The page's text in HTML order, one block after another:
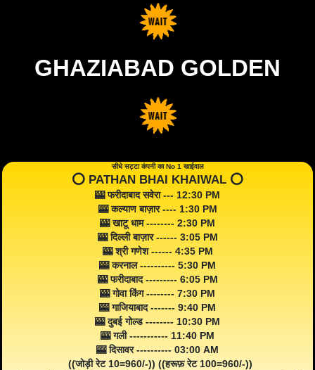
GHAZIABAD GOLDEN
सीधे सट्टा कंपनी का No 1 खाईवाल
⭕️ PATHAN BHAI KHAIWAL ⭕️
🎰 फरीदाबाद सवेरा --- 12:30 PM
🎰 कल्याण बाज़ार ---- 1:30 PM
🎰 खाटू धाम -------- 2:30 PM
🎰 दिल्ली बाज़ार ------ 3:05 PM
🎰 श्री गणेश ------ 4:35 PM
🎰 करनाल ---------- 5:30 PM
🎰 फरीदाबाद --------- 6:05 PM
🎰 गोवा किंग -------- 7:30 PM
🎰 गाजियाबाद ------- 9:40 PM
🎰 दुबई गोल्ड -------- 10:30 PM
🎰 गली ----------- 11:40 PM
🎰 दिसावर ---------- 03:00 AM
((जोड़ी रेट 10=960/-)) ((हरूफ़ रेट 100=960/-))